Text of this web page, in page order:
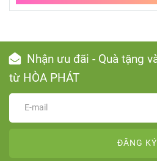
Nhận ưu đãi - Quà tặng
từ HÒA PHÁT
ĐĂNG KÝ